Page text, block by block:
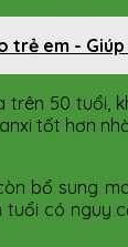
trẻ em -
trên 50 tuổi,
tốt hơn
bổ sung
có nguy